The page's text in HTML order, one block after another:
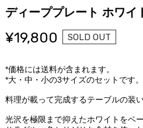
ディーププレート ホワイ
¥19,800 SOLD OUT
*価格には送料が含まれます。
*大・中・小の3サイズのセットです。
料理が載って完成するテーブルの装
光沢を極限まで抑えたホワイトをベ